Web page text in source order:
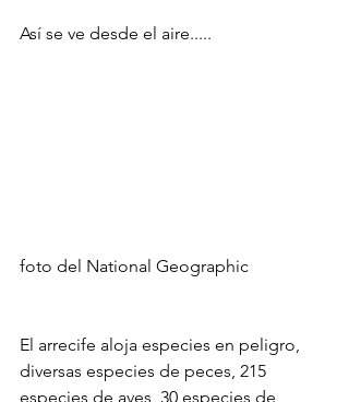
Así se ve desde el aire.....
foto del National Geographic
El arrecife aloja especies en peligro,
diversas especies de peces, 215
especies de aves, 30 especies de